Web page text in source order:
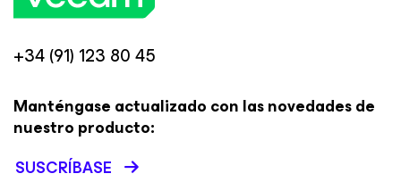
+34 (91) 123 80 45
Manténgase actualizado con las novedades de
nuestro producto:
SUSCRÍBASE